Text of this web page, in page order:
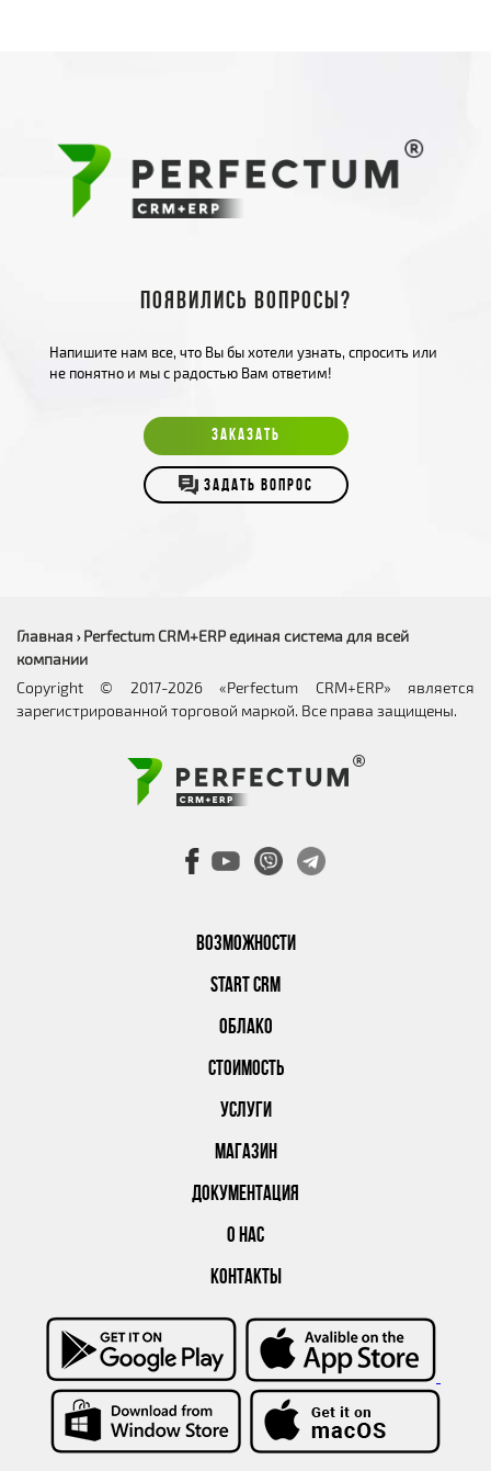
Появились вопросы?
Напишите нам все, что Вы бы хотели узнать, спросить или
не понятно и мы с радостью Вам ответим!
ЗАКАЗАТЬ
ЗАДАТЬ ВОПРОС
ВОЗМОЖНОСТИ
START CRM
ОБЛАКО
СТОИМОСТЬ
УСЛУГИ
МАГАЗИН
ДОКУМЕНТАЦИЯ
О НАС
КОНТАКТЫ
Главная › Perfectum CRM+ERP единая система для всей
компании
Copyright © 2017-2026 «Perfectum CRM+ERP» является
зарегистрированной торговой маркой. Все права защищены.